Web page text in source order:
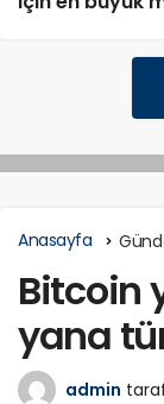
Anasayfa
Bitcoin
yana
admin